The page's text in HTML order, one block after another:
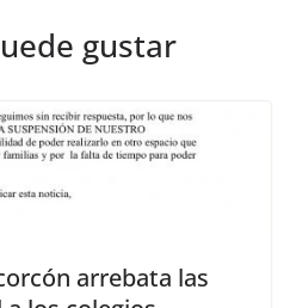
gustar
arrebata las